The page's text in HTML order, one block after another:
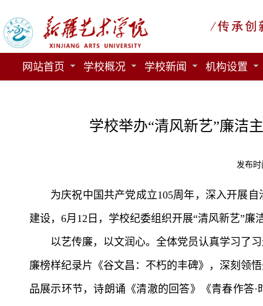
网站首页 学校概况 学校新闻 机构设置
学校举办“清风新艺”廉洁
发布
为庆祝中国共产党成立105周年，深入开展
建设，6月12日，学校纪委组织开展“清风新艺”
以艺传廉，以文润心。全体党员认真学习了
廉榜样纪录片《谷文昌：不朽的丰碑》，深刻领
品展示环节，诗朗诵《清澈的回答》《青春作答